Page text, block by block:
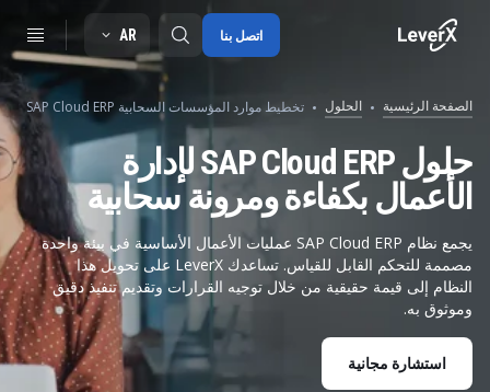
SAP S/4HANA migration
RISE with SAP
Digitals supply chain
AR اتصل بنا
الصفحة الرئيسية الحلول تخطيط موارد المؤسسات السحابية SAP Cloud ERP
حلول SAP Cloud ERP لإدارة
الأعمال بكفاءة ومرونة سحابية
يجمع نظام SAP Cloud ERP عمليات الأعمال الأساسية في بيئة واحدة
مصممة للتحكم القابل للقياس. تساعدك LeverX على تحويل هذا
النظام إلى قيمة حقيقية من خلال توجيه القرارات وتقديم تنفيذ دقيق
وموثوق به.
استشارة مجانية